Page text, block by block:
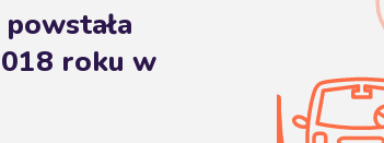
roku w